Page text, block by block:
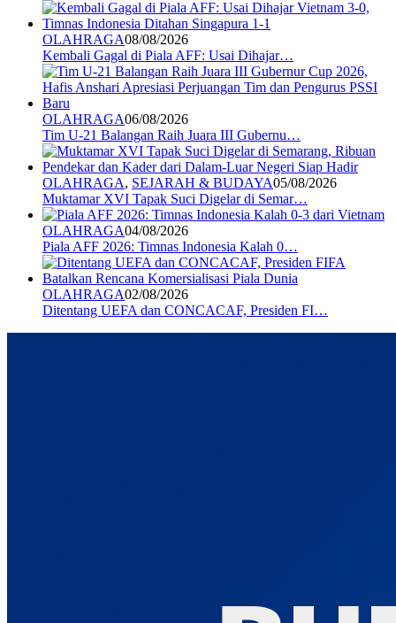
OLAHRAGA08/08/2026
Kembali Gagal di Piala AFF: Usai Dihajar…
OLAHRAGA06/08/2026
Tim U-21 Balangan Raih Juara III Gubernu…
OLAHRAGA, SEJARAH & BUDAYA05/08/2026
Muktamar XVI Tapak Suci Digelar di Semar…
OLAHRAGA04/08/2026
Piala AFF 2026: Timnas Indonesia Kalah 0…
OLAHRAGA02/08/2026
Ditentang UEFA dan CONCACAF, Presiden FI…